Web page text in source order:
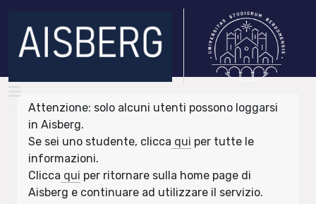
Attenzione: solo alcuni utenti possono loggarsi
in Aisberg.
Se sei uno studente, clicca qui per tutte le
informazioni.
Clicca qui per ritornare sulla home page di
Aisberg e continuare ad utilizzare il servizio.